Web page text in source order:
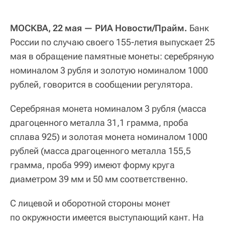
МОСКВА, 22 мая — РИА Новости/Прайм. Банк
России по случаю своего 155-летия выпускает 25
мая в обращение памятные монеты: серебряную
номиналом 3 рубля и золотую номиналом 1000
рублей, говорится в сообщении регулятора.
Серебряная монета номиналом 3 рубля (масса
драгоценного металла 31,1 грамма, проба
сплава 925) и золотая монета номиналом 1000
рублей (масса драгоценного металла 155,5
грамма, проба 999) имеют форму круга
диаметром 39 мм и 50 мм соответственно.
С лицевой и оборотной стороны монет
по окружности имеется выступающий кант. На